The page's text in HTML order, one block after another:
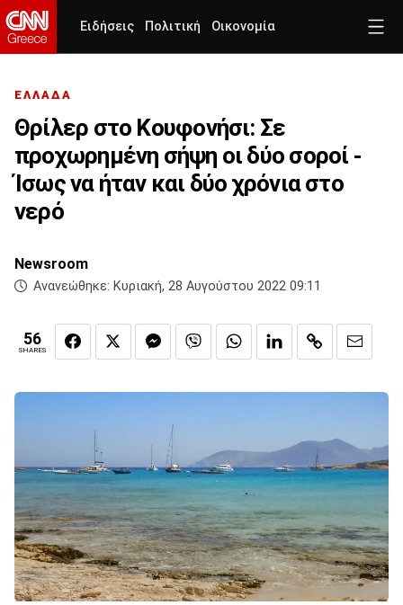
Ειδήσεις Πολιτική Οικονομία
ΕΛΛΑΔΑ
Θρίλερ στο Κουφονήσι: Σε
προχωρημένη σήψη οι δύο σοροί -
Ίσως να ήταν και δύο χρόνια στο
νερό
Newsroom
Ανανεώθηκε: Κυριακή, 28 Αυγούστου 2022 09:11
56
SHARES